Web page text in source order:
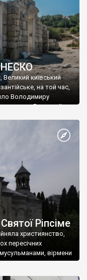
Великий київський
на той час,
Володимиру
Василю ІІ, та
християнином.
Таврійського
Ріпсіме
християнство,
пересічних
мусульманами, вірмени